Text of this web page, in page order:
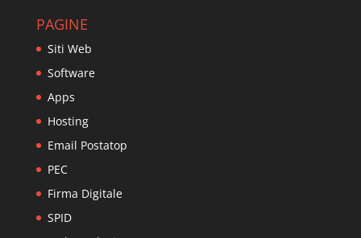
PAGINE
Siti Web
Software
Apps
Hosting
Email Postatop
PEC
Firma Digitale
SPID